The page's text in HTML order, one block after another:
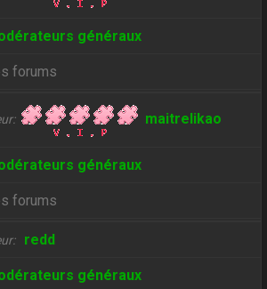
généraux
forums
maitrelikao
généraux
forums
redd
généraux